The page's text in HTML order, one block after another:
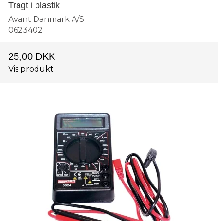
Tragt i plastik
Avant Danmark A/S
0623402
25,00 DKK
Vis produkt